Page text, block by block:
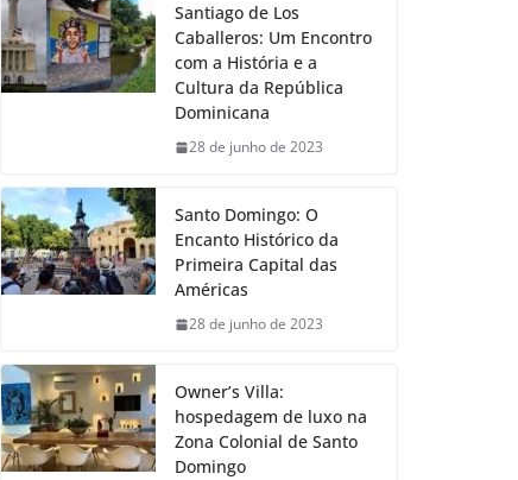
Santiago de Los
Caballeros: Um Encontro
com a História e a
Cultura da República
Dominicana
28 de junho de 2023
Santo Domingo: O
Encanto Histórico da
Primeira Capital das
Américas
28 de junho de 2023
Owner’s Villa:
hospedagem de luxo na
Zona Colonial de Santo
Domingo